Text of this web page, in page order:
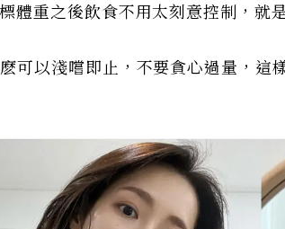
體重之後飲食不用太刻意控制，就
可以淺嚐即止，不要貪心過量，這